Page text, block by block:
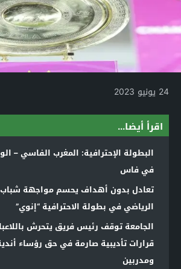
24 يونيو 2023
اقرأ أيضا...
البطولة الإحترافية: المغرب الفاسي –
في فاس
تعادل بدون أهداف يحسم مواجهة شباب
الرياضي في بطولة الاحترافية “إنوي”
الجامعة توقف رئيس فريق يتحرش
قرارات تأديبية صارمة في حق رؤساء
ومدربين